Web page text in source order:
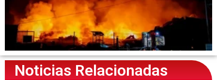
Noticias Relacionadas